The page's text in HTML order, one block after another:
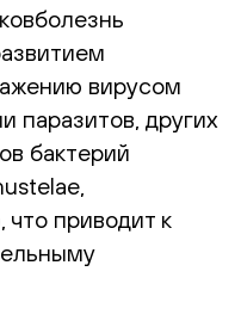
вирусом
паразитов, других
бактерий
приводит к